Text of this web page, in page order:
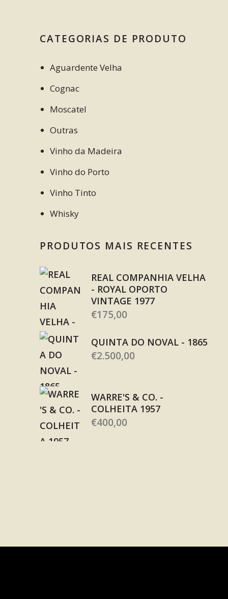
CATEGORIAS DE PRODUTO
Aguardente Velha
Cognac
Moscatel
Outras
Vinho da Madeira
Vinho do Porto
Vinho Tinto
Whisky
PRODUTOS MAIS RECENTES
REAL COMPANHIA VELHA
- ROYAL OPORTO
VINTAGE 1977
€175,00
QUINTA DO NOVAL - 1865
€2.500,00
WARRE'S & CO. -
COLHEITA 1957
€400,00